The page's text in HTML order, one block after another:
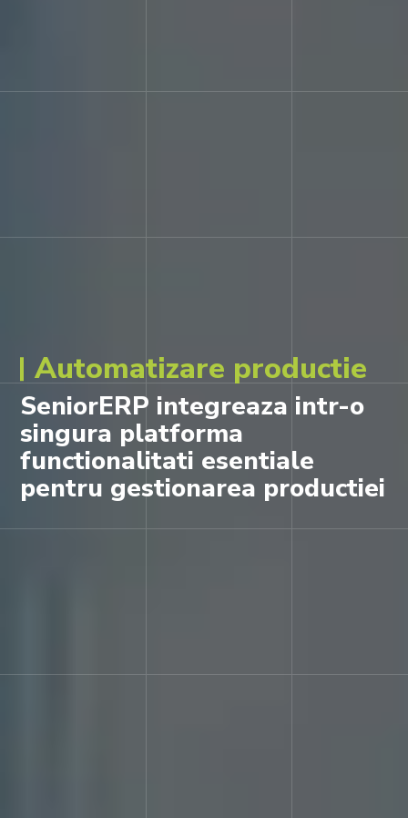
Automatizare productie
SeniorERP integreaza intr-o
singura platforma
functionalitati esentiale
pentru gestionarea productiei